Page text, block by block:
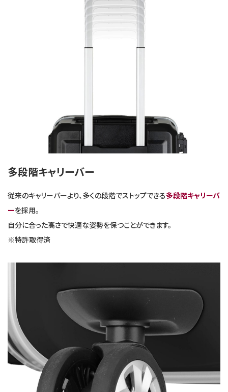
多段階キャリーバー
従来のキャリーバーより、多くの段階でストップできる多段階キャリーバ
ーを採用。
自分に合った高さで快適な姿勢を保つことができます。
※特許取得済